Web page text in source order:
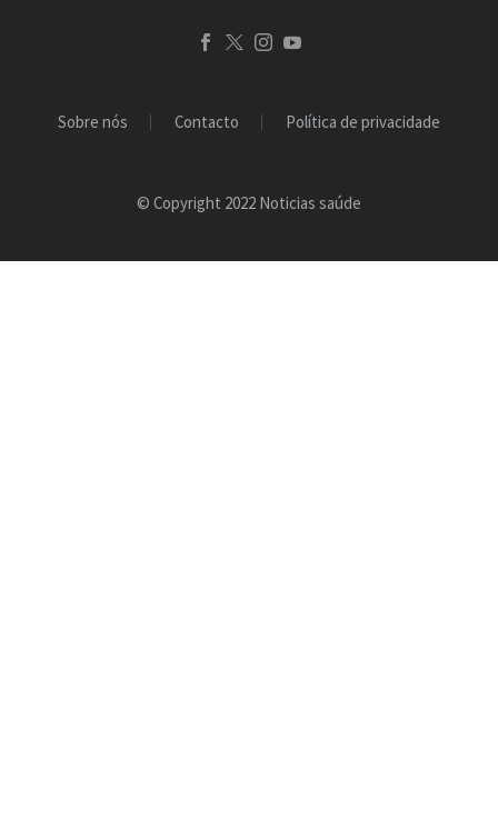
Sobre nós Contacto Política de privacidade
© Copyright 2022 Noticias saúde